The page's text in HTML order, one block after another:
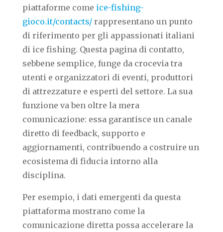
piattaforme come ice-fishing-
gioco.it/contacts/rappresentano un punto
di riferimento per gli appassionati italiani
di ice fishing. Questa pagina di contatto,
sebbene semplice, funge da crocevia tra
utenti e organizzatori di eventi, produttori
di attrezzature e esperti del settore. La sua
funzione va ben oltre la mera
comunicazione: essa garantisce un canale
diretto di feedback, supporto e
aggiornamenti, contribuendo a costruire un
ecosistema di fiducia intorno alla
disciplina.
Per esempio, i dati emergenti da questa
piattaforma mostrano come la
comunicazione diretta possa accelerare la